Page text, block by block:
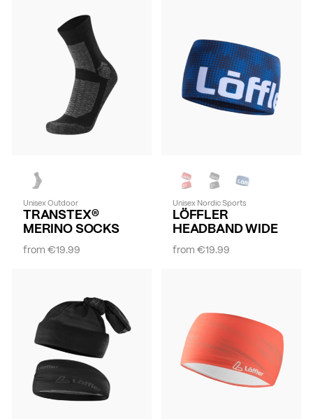
Unisex Outdoor
TRANSTEX®
MERINO SOCKS
from€19.99
Unisex Nordic Sports
LÖFFLER
HEADBAND WIDE
from€19.99